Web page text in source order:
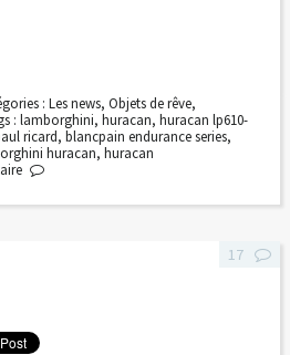
: Les news, Objets de rêve,
:lamborghini,huracan,huracan lp610-
ricard, blancpain endurance series,
huracan, huracan
17